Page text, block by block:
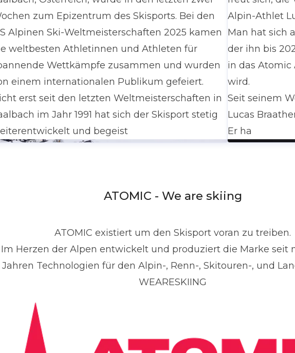
zum Epizentrum des Skisports. Bei den
Alpinen Ski-Weltmeisterschaften 2025 kamen
weltbesten Athletinnen und Athleten für
Wettkämpfe zusammen und wurden
einem internationalen Publikum gefeiert.
erst seit den letzten Weltmeisterschaften in
im Jahr 1991 hat sich der Skisport stetig
und begeist
Alpin-Athlet
Man hat sich
der ihn bis
in das Atomic
wird.
Seit seinem
Lucas
Er ha
ATOMIC - We are skiing
ATOMIC existiert um den Skisport voran zu treiben.
Im Herzen der Alpen entwickelt und produziert die Marke seit
Jahren Technologien für den Alpin-, Renn-, Skitouren-, und
WEARESKIING